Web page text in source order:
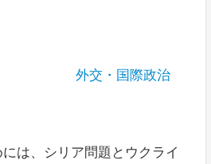
外交・国際政治
は、シリア問題とウクライ